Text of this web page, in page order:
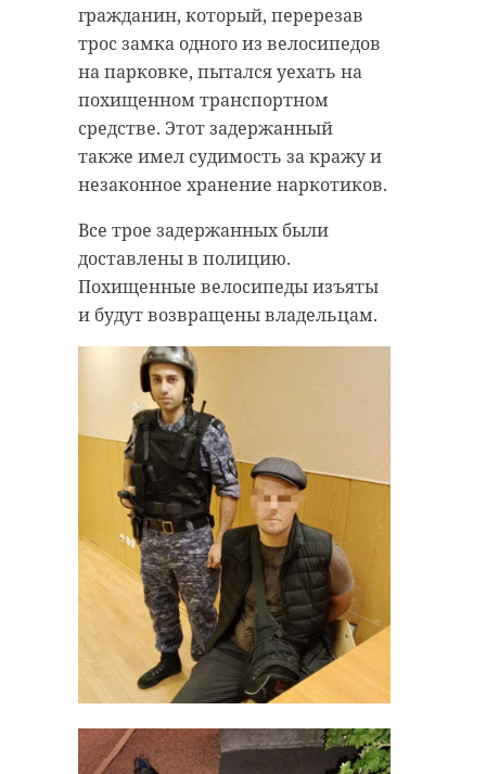
гражданин, который, перерезав
трос замка одного из велосипедов
на парковке, пытался уехать на
похищенном транспортном
средстве. Этот задержанный
также имел судимость за кражу и
незаконное хранение наркотиков.
Все трое задержанных были
доставлены в полицию.
Похищенные велосипеды изъяты
и будут возвращены владельцам.